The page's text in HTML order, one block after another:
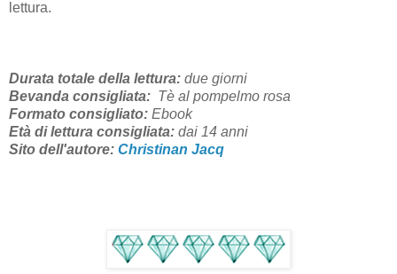
lettura.
Durata totale della lettura: due giorni
Bevanda consigliata: Tè al pompelmo rosa
Formato consigliato: Ebook
Età di lettura consigliata: dai 14 anni
Sito dell'autore: Christinan Jacq